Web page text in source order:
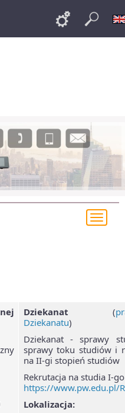
Links
Dziekanat (
Dziekanatu)
Dziekanat - sprawy
sprawy toku studiów i
na II-gi stopień studiów
Rekrutacja na studia I-
https://www.pw.edu.pl/
Lokalizacja: